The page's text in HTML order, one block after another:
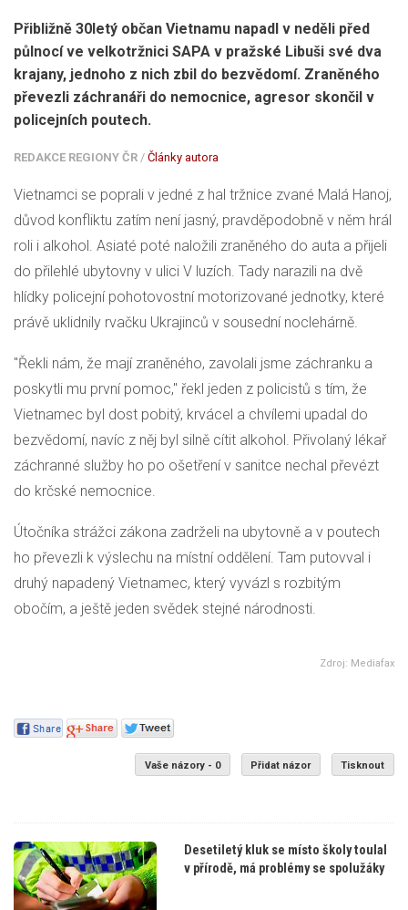
Přibližně 30letý občan Vietnamu napadl v neděli před
půlnocí ve velkotržnici SAPA v pražské Libuši své dva
krajany, jednoho z nich zbil do bezvědomí. Zraněného
převezli záchranáři do nemocnice, agresor skončil v
policejních poutech.
REDAKCE REGIONY ČR / Články autora
Vietnamci se poprali v jedné z hal tržnice zvané Malá Hanoj,
důvod konfliktu zatím není jasný, pravděpodobně v něm hrál
roli i alkohol. Asiaté poté naložili zraněného do auta a přijeli
do přilehlé ubytovny v ulici V luzích. Tady narazili na dvě
hlídky policejní pohotovostní motorizované jednotky, které
právě uklidnily rvačku Ukrajinců v sousední noclehárně.
"Řekli nám, že mají zraněného, zavolali jsme záchranku a
poskytli mu první pomoc," řekl jeden z policistů s tím, že
Vietnamec byl dost pobitý, krvácel a chvílemi upadal do
bezvědomí, navíc z něj byl silně cítit alkohol. Přivolaný lékař
záchranné služby ho po ošetření v sanitce nechal převézt
do krčské nemocnice.
Útočníka strážci zákona zadrželi na ubytovně a v poutech
ho převezli k výslechu na místní oddělení. Tam putovval i
druhý napadený Vietnamec, který vyvázl s rozbitým
obočím, a ještě jeden svědek stejné národnosti.
Zdroj: Mediafax
Vaše názory - 0 Přidat názor Tisknout
Desetiletý kluk se místo školy toulal
v přírodě, má problémy se spolužáky